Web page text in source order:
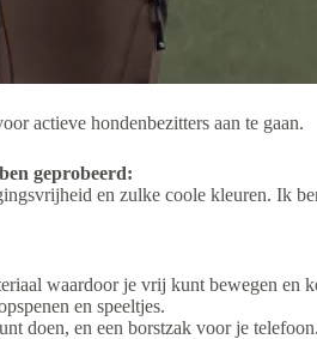
actieve hondenbezitters aan te gaan.
geprobeerd:
en zulke coole kleuren. Ik
waardoor je vrij kunt bewegen en
en speeltjes.
doen, en een borstzak voor je telefoon.